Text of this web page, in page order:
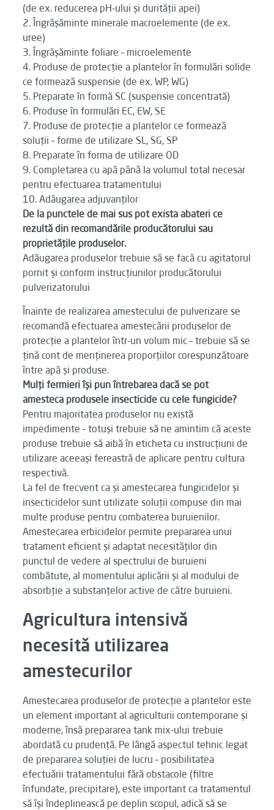
(de ex. reducerea pH-ului și durității apei)
2. Îngrășăminte minerale macroelemente (de ex.
uree)
3. Îngrășăminte foliare – microelemente
4. Produse de protecție a plantelor în formulări solide
ce formează suspensie (de ex. WP, WG)
5. Preparate în formă SC (suspensie concentrată)
6. Produse în formulări EC, EW, SE
7. Produse de protecție a plantelor ce formează
soluții – forme de utilizare SL, SG, SP
8. Preparate în forma de utilizare OD
9. Completarea cu apă până la volumul total necesar
pentru efectuarea tratamentului
10. Adăugarea adjuvanților
De la punctele de mai sus pot exista abateri ce
rezultă din recomandările producătorului sau
proprietățile produselor.
Adăugarea produselor trebuie să se facă cu agitatorul
pornit și conform instrucțiunilor producătorului
pulverizatorului
Înainte de realizarea amestecului de pulverizare se
recomandă efectuarea amestecării produselor de
protecție a plantelor într-un volum mic – trebuie să se
țină cont de menținerea proporțiilor corespunzătoare
între apă și produse.
Mulți fermieri își pun întrebarea dacă se pot
amesteca produsele insecticide cu cele fungicide?
Pentru majoritatea produselor nu există
impedimente – totuși trebuie să ne amintim că aceste
produse trebuie să aibă în eticheta cu instrucțiuni de
utilizare aceeași fereastră de aplicare pentru cultura
respectivă.
La fel de frecvent ca și amestecarea fungicidelor și
insecticidelor sunt utilizate soluții compuse din mai
multe produse pentru combaterea buruienilor.
Amestecarea erbicidelor permite prepararea unui
tratament eficient și adaptat necesităților din
punctul de vedere al spectrului de buruieni
combătute, al momentului aplicării și al modului de
absorbție a substanțelor active de către buruieni.
Agricultura intensivă
necesită utilizarea
amestecurilor
Amestecarea produselor de protecție a plantelor este
un element important al agriculturii contemporane și
moderne, însă prepararea tank mix-ului trebuie
abordată cu prudență. Pe lângă aspectul tehnic legat
de prepararea soluției de lucru – posibilitatea
efectuării tratamentului fără obstacole (filtre
înfundate, precipitare), este important ca tratamentul
să își îndeplinească pe deplin scopul, adică să se